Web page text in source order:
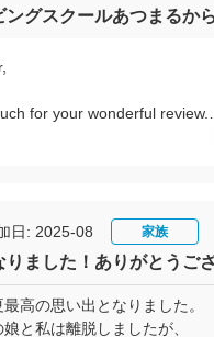
あつまる
ングスクールあつまるか
for your wonderful review.
you joining the tour with
that you had such an
us again when you come
日: 2025-08 家族
ました！ありがとうご
高の思い出となりました。
と私は離脱しましたが、